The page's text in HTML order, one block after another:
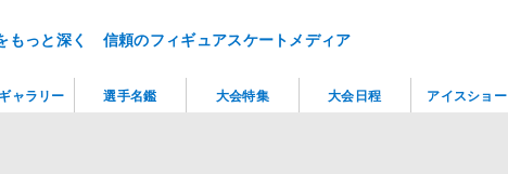
もっと深く 信頼のフィギュアスケートメディア
ャラリー 選手名鑑 大会特集 大会日程 アイスショー